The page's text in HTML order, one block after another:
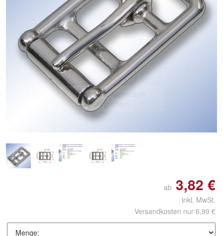
Doppelt antippen zum
vergrößern
ab 3,82 €
inkl. MwSt.
Versandkosten nur 6,99 €